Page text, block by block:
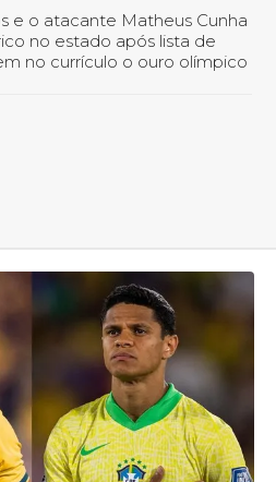
e o atacante Matheus Cunha
no estado após lista de
no currículo o ouro olímpico